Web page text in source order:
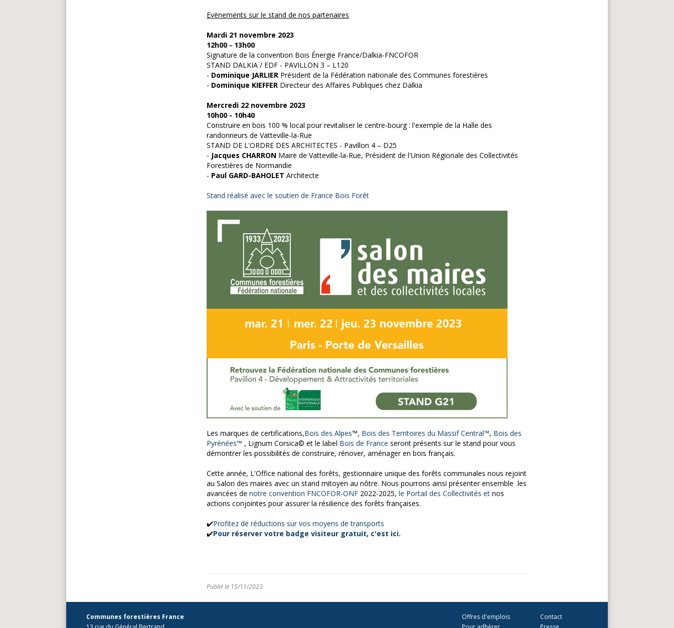
Evènements sur le stand de nos partenaires
Mardi 21 novembre 2023
12h00 - 13h00
Signature de la convention Bois Énergie France/Dalkia-FNCOFOR
STAND DALKIA / EDF - PAVILLON 3 – L120
- Dominique JARLIER Président de la Fédération nationale des Communes forestières
- Dominique KIEFFER Directeur des Affaires Publiques chez Dalkia
Mercredi 22 novembre 2023
10h00 - 10h40
Construire en bois 100 % local pour revitaliser le centre-bourg : l'exemple de la Halle des
randonneurs de Vatteville-la-Rue
STAND DE L'ORDRE DES ARCHITECTES - Pavillon 4 – D25
- Jacques CHARRON Maire de Vatteville-la-Rue, Président de l'Union Régionale des Collectivités
Forestières de Normandie
- Paul GARD-BAHOLET Architecte
Stand réalisé avec le soutien de France Bois Forêt
Les marques de certifications,Bois des Alpes™, Bois des Territoires du Massif Central™, Bois des
Pyrénées™ , Lignum Corsica© et le label Bois de France seront présents sur le stand pour vous
démontrer les possibilités de construire, rénover, aménager en bois français.
Cette année, L'Office national des forêts, gestionnaire unique des forêts communales nous rejoint
au Salon des maires avec un stand mitoyen au nôtre. Nous pourrons ainsi présenter ensemble les
avancées de notre convention FNCOFOR-ONF 2022-2025, le Portail des Collectivités et nos
actions conjointes pour assurer la résilience des forêts françaises.
✔️Profitez de réductions sur vos moyens de transports
✔️Pour réserver votre badge visiteur gratuit, c'est ici.
Publié le 15/11/2023
Communes forestières France
Contact
Offres d'emplois